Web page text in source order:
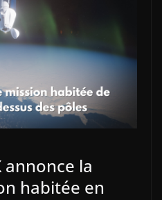
annonce la
habitée en